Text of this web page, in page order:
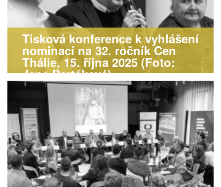
Tisková konference k vyhlášení
nominací na 32. ročník Cen
Thálie, 15. října 2025 (Foto:
Jana Pertáková)